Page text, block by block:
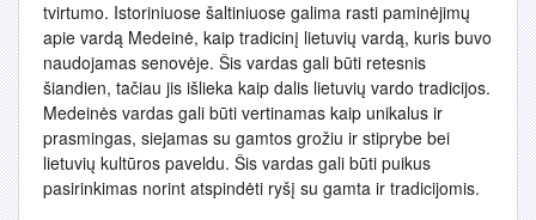
tvirtumo. Istoriniuose šaltiniuose galima rasti paminėjimų
apie vardą Medeinė, kaip tradicinį lietuvių vardą, kuris buvo
naudojamas senovėje. Šis vardas gali būti retesnis
šiandien, tačiau jis išlieka kaip dalis lietuvių vardo tradicijos.
Medeinės vardas gali būti vertinamas kaip unikalus ir
prasmingas, siejamas su gamtos grožiu ir stiprybe bei
lietuvių kultūros paveldu. Šis vardas gali būti puikus
pasirinkimas norint atspindėti ryšį su gamta ir tradicijomis.